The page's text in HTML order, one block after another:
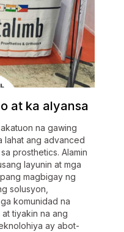
at ka alyansa
na gawing
lahat ang advanced
prosthetics. Alamin
layunin at mga
magbigay ng
solusyon,
komunidad na
tiyakin na ang
ay abot-